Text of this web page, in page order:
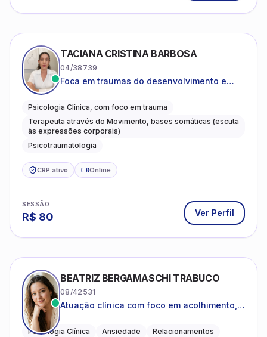
TACIANA CRISTINA BARBOSA
04/38739
Foca em traumas do desenvolvimento e
Psicologia Clínica, com foco em trauma
Terapeuta através do Movimento, bases somáticas (escuta
às expressões corporais)
Psicotraumatologia
CRP ativo Online
SESSÃO
R$ 80 Ver Perfil
BEATRIZ BERGAMASCHI TRABUCO
08/42531
Atuação clínica com foco em acolhimento,
Psicologia Clínica Ansiedade Relacionamentos